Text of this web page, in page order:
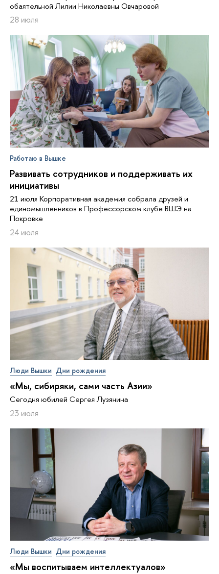
обаятельной Лилии Николаевны Овчаровой
28 июля
Работаю в Вышке
Развивать сотрудников и поддерживать их
инициативы
21 июля Корпоративная академия собрала друзей и
единомышленников в Профессорском клубе ВШЭ на
Покровке
24 июля
Люди Вышки Дни рождения
«Мы, сибиряки, сами часть Азии»
Сегодня юбилей Сергея Лузянина
23 июля
Люди Вышки Дни рождения
«Мы воспитываем интеллектуалов»